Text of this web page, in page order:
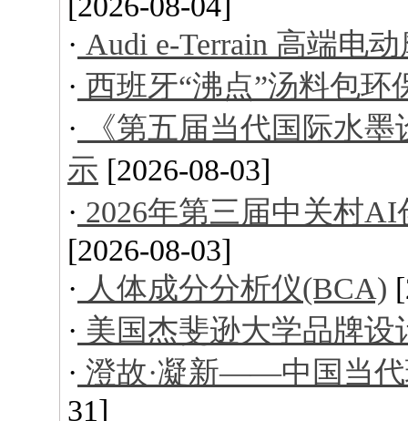
· Audi e-Terrain 高端电
· 西班牙“沸点”汤料包环
· 《第五届当代国际水
示 [2026-08-03]
· 2026年第三届中关村
[2026-08-03]
· 人体成分分析仪(BCA)
· 美国杰斐逊大学品牌设
· 澄故·凝新——中国当
31]